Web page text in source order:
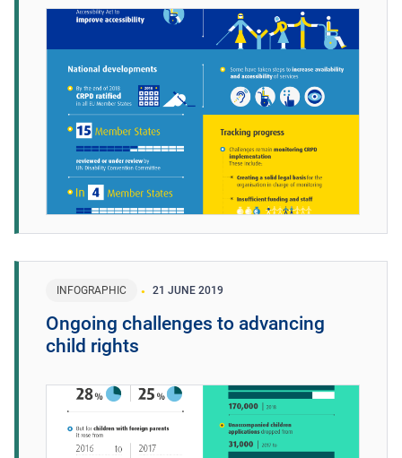
INFOGRAPHIC 21 JUNE 2019
Ongoing challenges to advancing
child rights